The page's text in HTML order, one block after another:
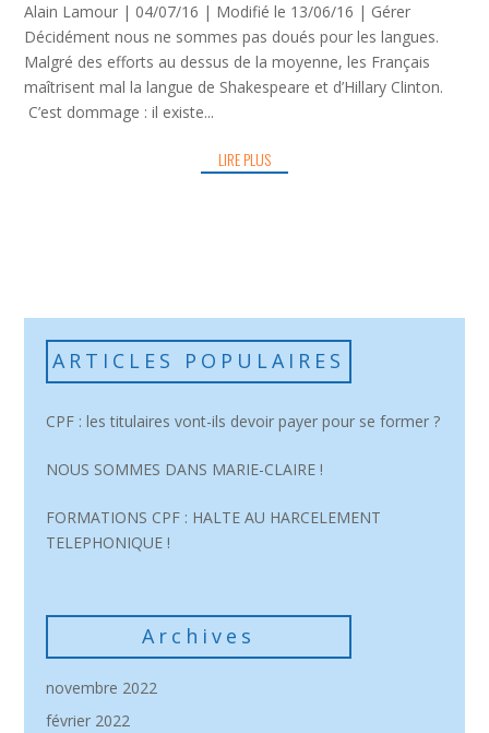
Alain Lamour | 04/07/16 | Modifié le 13/06/16 | Gérer
Décidément nous ne sommes pas doués pour les langues.
Malgré des efforts au dessus de la moyenne, les Français
maîtrisent mal la langue de Shakespeare et d’Hillary Clinton.
C’est dommage : il existe...
LIRE PLUS
ARTICLES POPULAIRES
CPF : les titulaires vont-ils devoir payer pour se former ?
NOUS SOMMES DANS MARIE-CLAIRE !
FORMATIONS CPF : HALTE AU HARCELEMENT
TELEPHONIQUE !
Archives
novembre 2022
février 2022